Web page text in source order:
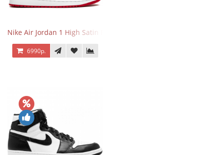
Nike Air Jordan 1 High Satin Black Toe
6990р.